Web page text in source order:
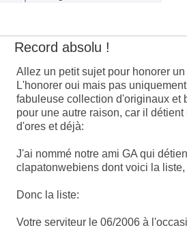
Record absolu !
Allez un petit sujet pour honorer
L'honorer oui mais pas
fabuleuse collection d'originaux et
pour une autre raison, car il
d'ores et déjà:
J'ai nommé notre ami GA qui
clapatonwebiens dont voici la
Donc la liste:
Votre serviteur le 06/2006 à